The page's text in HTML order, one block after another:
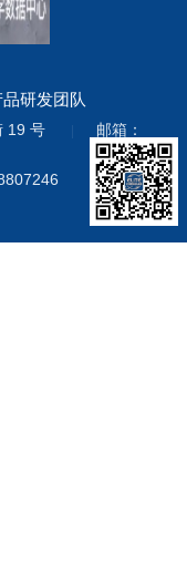
研发团队
19 号 邮箱：